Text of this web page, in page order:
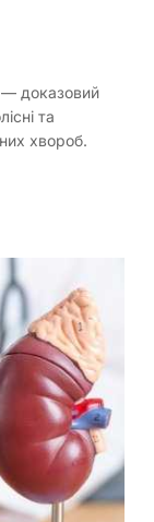
доказовий
та
хвороб.